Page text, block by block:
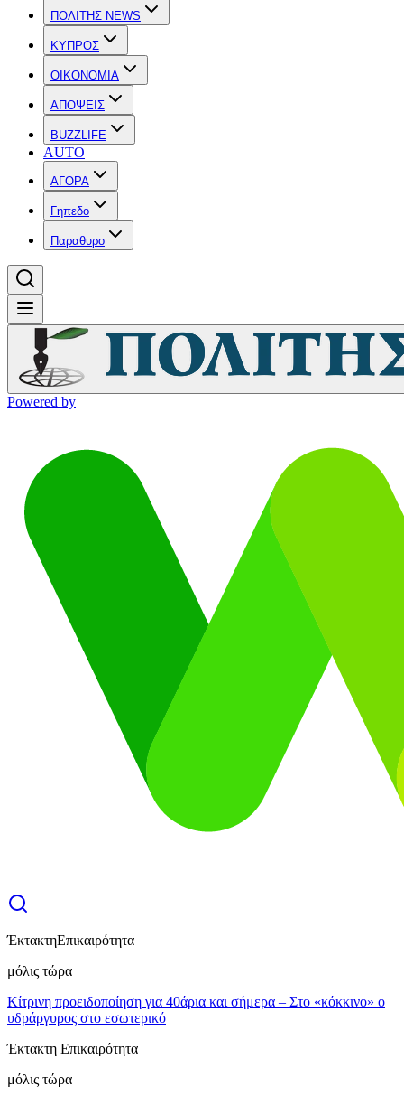
ΠΟΛΙΤΗΣ NEWS
ΚΥΠΡΟΣ
OIKONOMIA
ΑΠΟΨΕΙΣ
BUZZLIFE
AUTO
ΑΓΟΡΑ
Γηπεδο
Παραθυρο
Powered by
ΈκτακτηΕπικαιρότητα
μόλις τώρα
Κίτρινη προειδοποίηση για 40άρια και σήμερα – Στο «κόκκινο» ο
υδράργυρος στο εσωτερικό
Έκτακτη Επικαιρότητα
μόλις τώρα